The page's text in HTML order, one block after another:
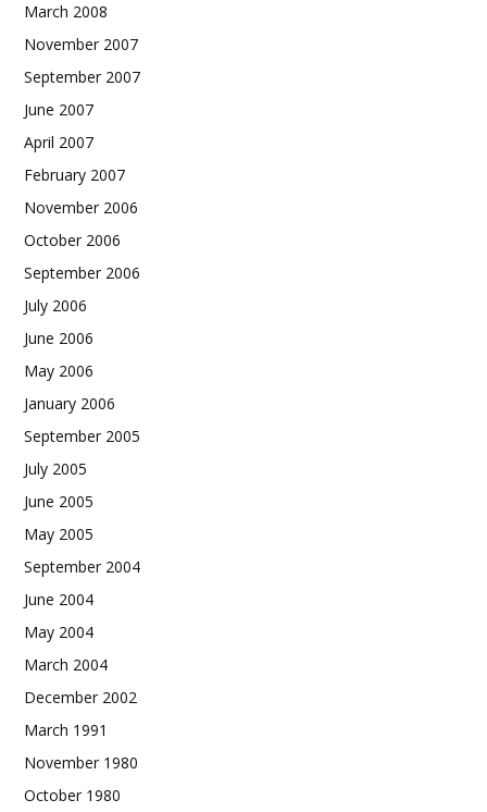
March 2008
November 2007
September 2007
June 2007
April 2007
February 2007
November 2006
October 2006
September 2006
July 2006
June 2006
May 2006
January 2006
September 2005
July 2005
June 2005
May 2005
September 2004
June 2004
May 2004
March 2004
December 2002
March 1991
November 1980
October 1980